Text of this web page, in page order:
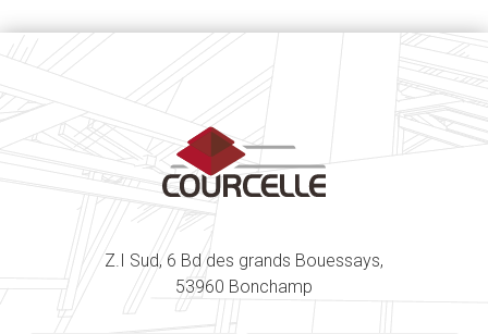
Z.I Sud, 6 Bd des grands Bouessays,
53960 Bonchamp